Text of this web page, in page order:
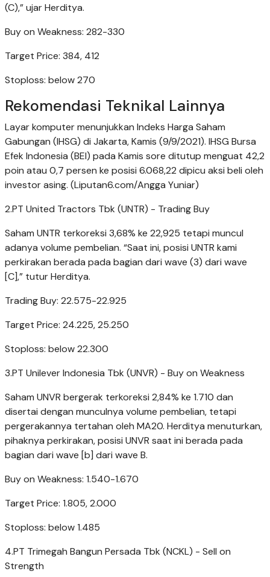
(C),” ujar Herditya.
Buy on Weakness: 282-330
Target Price: 384, 412
Stoploss: below 270
Rekomendasi Teknikal Lainnya
Layar komputer menunjukkan Indeks Harga Saham
Gabungan (IHSG) di Jakarta, Kamis (9/9/2021). IHSG Bursa
Efek Indonesia (BEI) pada Kamis sore ditutup menguat 42,2
poin atau 0,7 persen ke posisi 6.068,22 dipicu aksi beli oleh
investor asing. (Liputan6.com/Angga Yuniar)
2.PT United Tractors Tbk (UNTR) - Trading Buy
Saham UNTR terkoreksi 3,68% ke 22,925 tetapi muncul
adanya volume pembelian. “Saat ini, posisi UNTR kami
perkirakan berada pada bagian dari wave (3) dari wave
[C],” tutur Herditya.
Trading Buy: 22.575-22.925
Target Price: 24.225, 25.250
Stoploss: below 22.300
3.PT Unilever Indonesia Tbk (UNVR) - Buy on Weakness
Saham UNVR bergerak terkoreksi 2,84% ke 1.710 dan
disertai dengan munculnya volume pembelian, tetapi
pergerakannya tertahan oleh MA20. Herditya menuturkan,
pihaknya perkirakan, posisi UNVR saat ini berada pada
bagian dari wave [b] dari wave B.
Buy on Weakness: 1.540-1.670
Target Price: 1.805, 2.000
Stoploss: below 1.485
4.PT Trimegah Bangun Persada Tbk (NCKL) - Sell on
Strength